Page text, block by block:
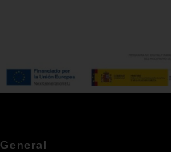
General